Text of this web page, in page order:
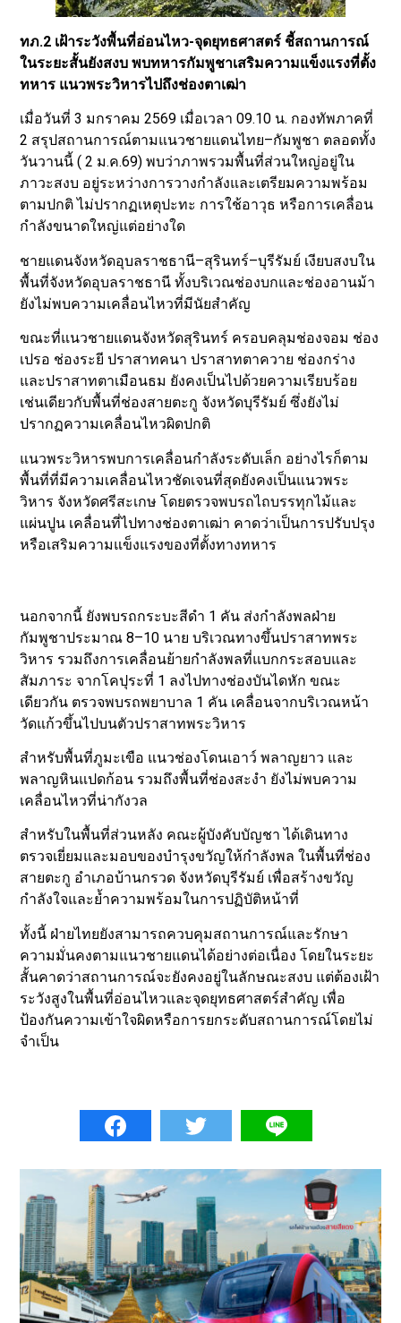
ทภ.2 เฝ้าระวังพื้นที่อ่อนไหว-จุดยุทธศาสตร์ ชี้สถานการณ์
ในระยะสั้นยังสงบ พบทหารกัมพูชาเสริมความแข็งแรงที่ตั้ง
ทหาร แนวพระวิหารไปถึงช่องตาเฒ่า
เมื่อวันที่ 3 มกราคม 2569 เมื่อเวลา 09.10 น. กองทัพภาคที่
2 สรุปสถานการณ์ตามแนวชายแดนไทย–กัมพูชา ตลอดทั้ง
วันวานนี้ ( 2 ม.ค.69) พบว่าภาพรวมพื้นที่ส่วนใหญ่อยู่ใน
ภาวะสงบ อยู่ระหว่างการวางกำลังและเตรียมความพร้อม
ตามปกติ ไม่ปรากฏเหตุปะทะ การใช้อาวุธ หรือการเคลื่อน
กำลังขนาดใหญ่แต่อย่างใด
ชายแดนจังหวัดอุบลราชธานี–สุรินทร์–บุรีรัมย์ เงียบสงบใน
พื้นที่จังหวัดอุบลราชธานี ทั้งบริเวณช่องบกและช่องอานม้า
ยังไม่พบความเคลื่อนไหวที่มีนัยสำคัญ
ขณะที่แนวชายแดนจังหวัดสุรินทร์ ครอบคลุมช่องจอม ช่อง
เปรอ ช่องระยี ปราสาทคนา ปราสาทตาควาย ช่องกร่าง
และปราสาทตาเมือนธม ยังคงเป็นไปด้วยความเรียบร้อย
เช่นเดียวกับพื้นที่ช่องสายตะกู จังหวัดบุรีรัมย์ ซึ่งยังไม่
ปรากฏความเคลื่อนไหวผิดปกติ
แนวพระวิหารพบการเคลื่อนกำลังระดับเล็ก อย่างไรก็ตาม
พื้นที่ที่มีความเคลื่อนไหวชัดเจนที่สุดยังคงเป็นแนวพระ
วิหาร จังหวัดศรีสะเกษ โดยตรวจพบรถไถบรรทุกไม้และ
แผ่นปูน เคลื่อนที่ไปทางช่องตาเฒ่า คาดว่าเป็นการปรับปรุง
หรือเสริมความแข็งแรงของที่ตั้งทางทหาร
นอกจากนี้ ยังพบรถกระบะสีดำ 1 คัน ส่งกำลังพลฝ่าย
กัมพูชาประมาณ 8–10 นาย บริเวณทางขึ้นปราสาทพระ
วิหาร รวมถึงการเคลื่อนย้ายกำลังพลที่แบกกระสอบและ
สัมภาระ จากโคปุระที่ 1 ลงไปทางช่องบันไดหัก ขณะ
เดียวกัน ตรวจพบรถพยาบาล 1 คัน เคลื่อนจากบริเวณหน้า
วัดแก้วขึ้นไปบนตัวปราสาทพระวิหาร
สำหรับพื้นที่ภูมะเขือ แนวช่องโดนเอาว์ พลาญยาว และ
พลาญหินแปดก้อน รวมถึงพื้นที่ช่องสะงำ ยังไม่พบความ
เคลื่อนไหวที่น่ากังวล
สำหรับในพื้นที่ส่วนหลัง คณะผู้บังคับบัญชา ได้เดินทาง
ตรวจเยี่ยมและมอบของบำรุงขวัญให้กำลังพล ในพื้นที่ช่อง
สายตะกู อำเภอบ้านกรวด จังหวัดบุรีรัมย์ เพื่อสร้างขวัญ
กำลังใจและย้ำความพร้อมในการปฏิบัติหน้าที่
ทั้งนี้ ฝ่ายไทยยังสามารถควบคุมสถานการณ์และรักษา
ความมั่นคงตามแนวชายแดนได้อย่างต่อเนื่อง โดยในระยะ
สั้นคาดว่าสถานการณ์จะยังคงอยู่ในลักษณะสงบ แต่ต้องเฝ้า
ระวังสูงในพื้นที่อ่อนไหวและจุดยุทธศาสตร์สำคัญ เพื่อ
ป้องกันความเข้าใจผิดหรือการยกระดับสถานการณ์โดยไม่
จำเป็น